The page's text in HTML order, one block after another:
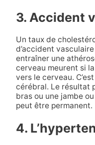
3. Accident
Un taux de
d’accident
entraîner une
cerveau meurent si
vers le cerveau.
cérébral. Le résultat
bras ou une jambe
peut être permanent.
4.